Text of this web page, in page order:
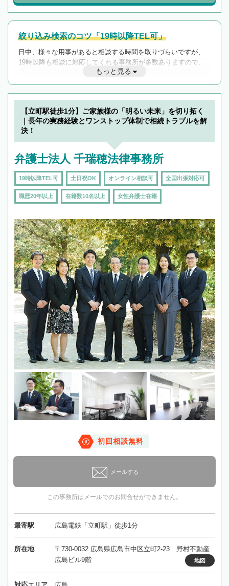
絞り込み検索のコツ「19時以降TEL可」
日中、様々な用事があると相談する時間を取りづらいですが、
19時以降も相談に対応してくれる事務所が多数ありますので、
遅い時間の相談が増えそうな場合はそのような事務所に絞り込
んで検索してみましょう。
19時以降TEL可の条件
を加えて再検索
もっと見る
【立町駅徒歩1分】ご家族様の「明るい未来」を切り拓く
｜長年の実務経験とワンストップ体制で相続トラブルを解
決！
弁護士法人 千瑞穂法律事務所
19時以降TEL可 土日祝OK オンライン相談可 全国出張対応可
職歴20年以上 在籍数10名以上 女性弁護士在籍
初回相談無料
メールする
この事務所はメールでのお問合せができません。
最寄駅 広島電鉄「立町駅」徒歩1分
所在地
〒730-0032 広島県広島市中区立町2-23 野村不動産
広島ビル9階
地図